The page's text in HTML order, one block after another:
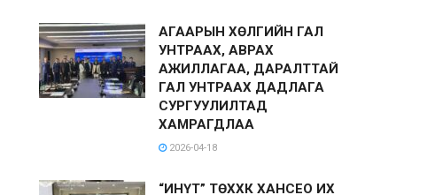
АГААРЫН ХӨЛГИЙН ГАЛ
УНТРААХ, АВРАХ
АЖИЛЛАГАА, ДАРАЛТТАЙ
ГАЛ УНТРААХ ДАДЛАГА
СУРГУУЛИЛТАД
ХАМРАГДЛАА
2026-04-18
“ИНҮТ” ТӨХХК ХАНСЕО ИХ